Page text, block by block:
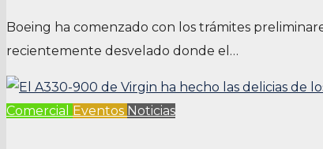
Boeing ha comenzado con los trámites
recientemente desvelado donde el…
Comercial Eventos Noticias